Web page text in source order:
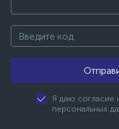
Я даю согласие
персональных